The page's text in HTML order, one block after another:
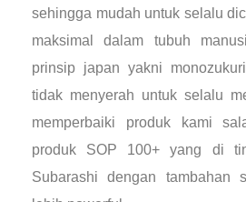
sehingga mudah untuk selalu
maksimal dalam tubuh
prinsip japan yakni
tidak menyerah untuk selalu
memperbaiki produk kami
produk SOP 100+ yang di
Subarashi dengan tambahan